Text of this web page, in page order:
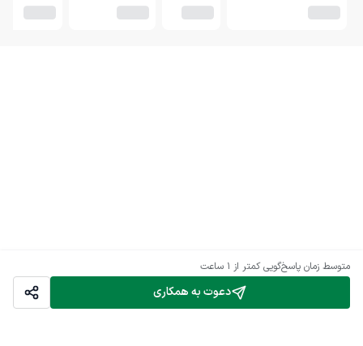
دعوت به همکاری
متوسط زمان پاسخ‌گویی کمتر از 1 ساعت